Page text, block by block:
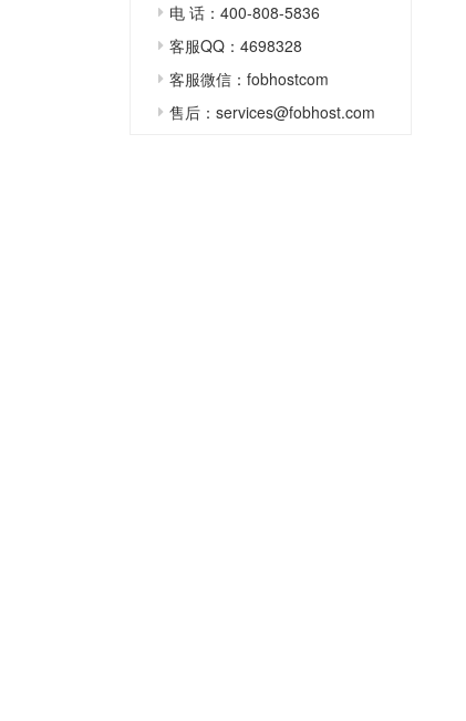
电 话：400-808-5836
客服QQ：4698328
客服微信：fobhostcom
售后：services@fobhost.com